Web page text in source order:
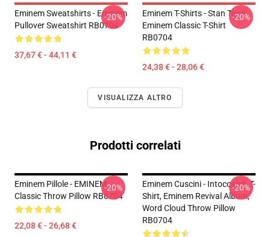
Eminem Sweatshirts - Eminem
Pullover Sweatshirt RB0704
37,67 € - 44,11 €
-20%
Eminem T-Shirts - Stan Tape
Eminem Classic T-Shirt
RB0704
24,38 € - 28,06 €
-20%
VISUALIZZA ALTRO
Prodotti correlati
Eminem Pillole - EMINEM
Classic Throw Pillow RB0704
22,08 € - 26,68 €
-20%
Eminem Cuscini - Intoccabili, T-
Shirt, Eminem Revival Album,
Word Cloud Throw Pillow
RB0704
-20%